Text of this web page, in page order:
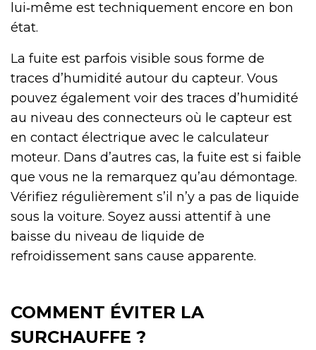
lui‑même est techniquement encore en bon
état.
La fuite est parfois visible sous forme de
traces d’humidité autour du capteur. Vous
pouvez également voir des traces d’humidité
au niveau des connecteurs où le capteur est
en contact électrique avec le calculateur
moteur. Dans d’autres cas, la fuite est si faible
que vous ne la remarquez qu’au démontage.
Vérifiez régulièrement s’il n’y a pas de liquide
sous la voiture. Soyez aussi attentif à une
baisse du niveau de liquide de
refroidissement sans cause apparente.
COMMENT ÉVITER LA
SURCHAUFFE ?